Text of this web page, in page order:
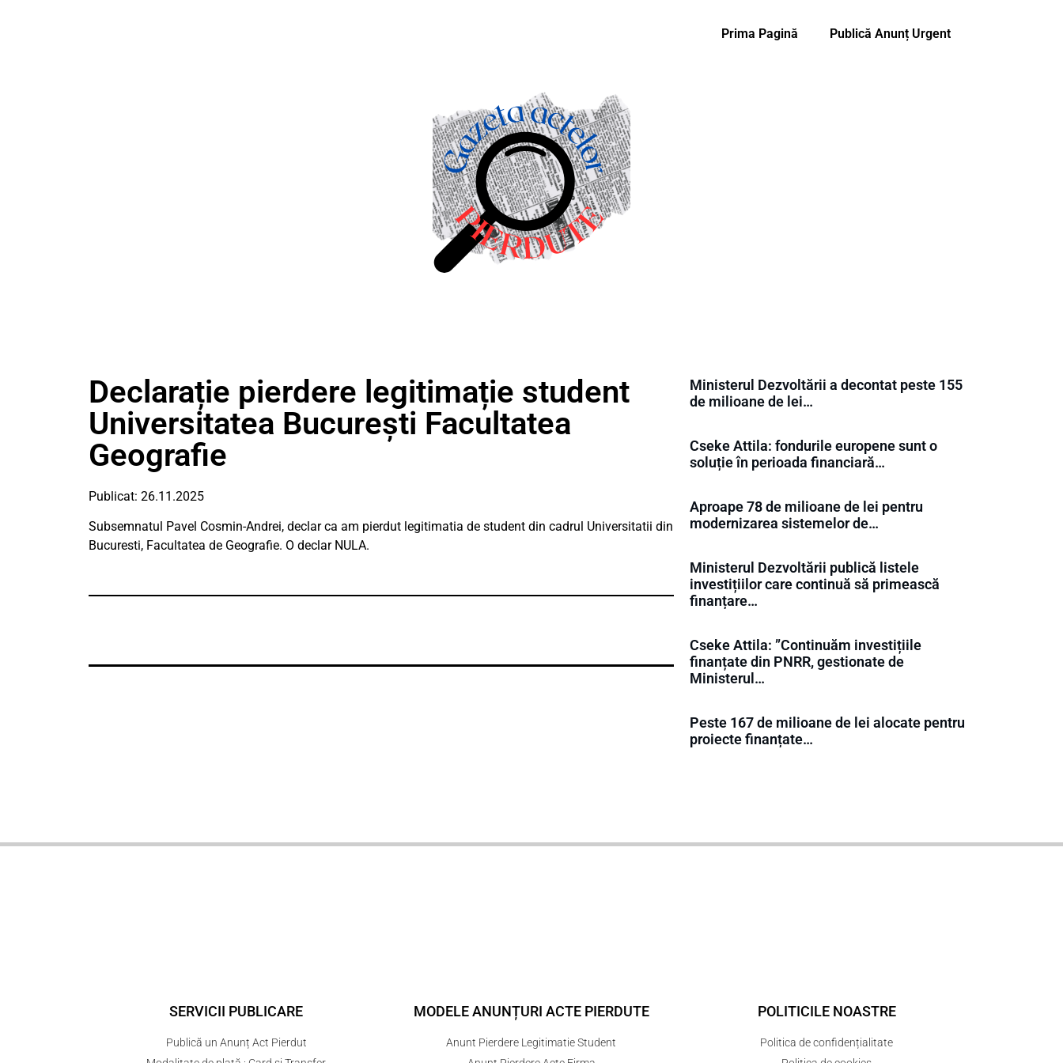
Prima Pagină Publică Anunț Urgent
Declarație pierdere legitimație student
Universitatea București Facultatea
Geografie
Publicat: 26.11.2025
Subsemnatul Pavel Cosmin-Andrei, declar ca am pierdut legitimatia de student din cadrul Universitatii din
Bucuresti, Facultatea de Geografie. O declar NULA.
Ministerul Dezvoltării a decontat peste 155
de milioane de lei…
Cseke Attila: fondurile europene sunt o
soluție în perioada financiară…
Aproape 78 de milioane de lei pentru
modernizarea sistemelor de…
Ministerul Dezvoltării publică listele
investițiilor care continuă să primească
finanțare…
Cseke Attila: ”Continuăm investițiile
finanțate din PNRR, gestionate de
Ministerul…
Peste 167 de milioane de lei alocate pentru
proiecte finanțate…
SERVICII PUBLICARE
Publică un Anunț Act Pierdut
MODELE ANUNȚURI ACTE PIERDUTE
Anunt Pierdere Legitimatie Student
POLITICILE NOASTRE
Politica de confidențialitate